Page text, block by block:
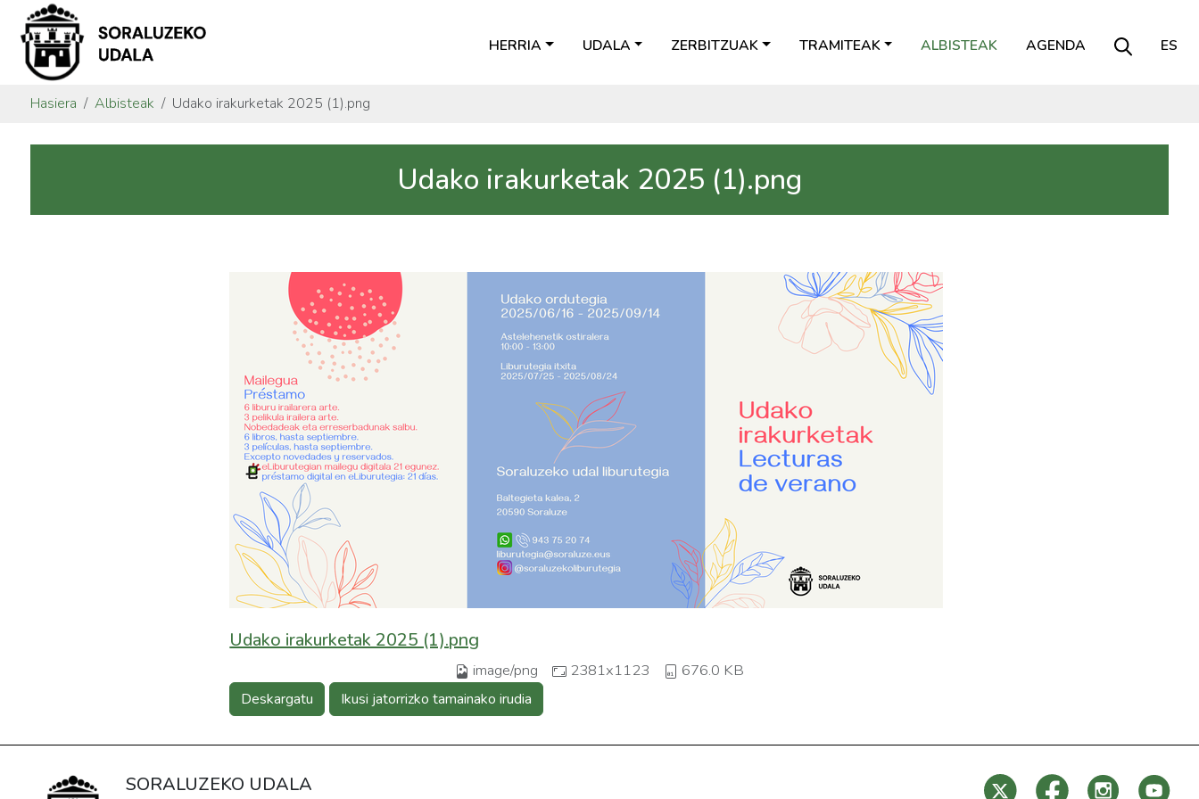
HERRIA UDALA ZERBITZUAK TRAMITEAK ALBISTEAK AGENDA ES
Hasiera Albisteak Udako irakurketak 2025 (1).png
Udako irakurketak 2025 (1).png
Udako irakurketak 2025 (1).png
image/png 2381x1123 676.0 KB
Deskargatu Ikusi jatorrizko tamainako irudia
SORALUZEKO UDALA